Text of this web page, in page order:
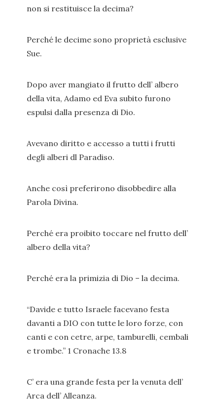
non si restituisce la decima?
Perché le decime sono proprietà esclusive
Sue.
Dopo aver mangiato il frutto dell’ albero
della vita, Adamo ed Eva subito furono
espulsi dalla presenza di Dio.
Avevano diritto e accesso a tutti i frutti
degli alberi dl Paradiso.
Anche così preferirono disobbedire alla
Parola Divina.
Perché era proibito toccare nel frutto dell’
albero della vita?
Perché era la primizia di Dio – la decima.
“Davide e tutto Israele facevano festa
davanti a DIO con tutte le loro forze, con
canti e con cetre, arpe, tamburelli, cembali
e trombe.” 1 Cronache 13.8
C’ era una grande festa per la venuta dell’
Arca dell’ Alleanza.